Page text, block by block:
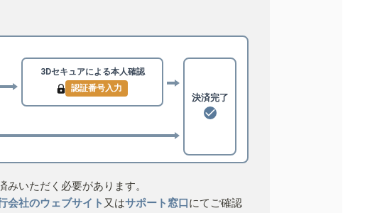
3Dセキュアによる本人確認
認証番号入力
決済完了
いただく必要があります。
会社のウェブサイト 又はサポート窓口にてご確認